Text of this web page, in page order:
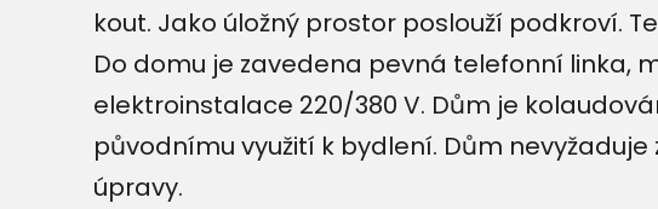
kout. Jako úložný prostor poslouží podkroví.
Do domu je zavedena pevná telefonní linka,
elektroinstalace 220/380 V. Dům je
původnímu využití k bydlení. Dům
úpravy.